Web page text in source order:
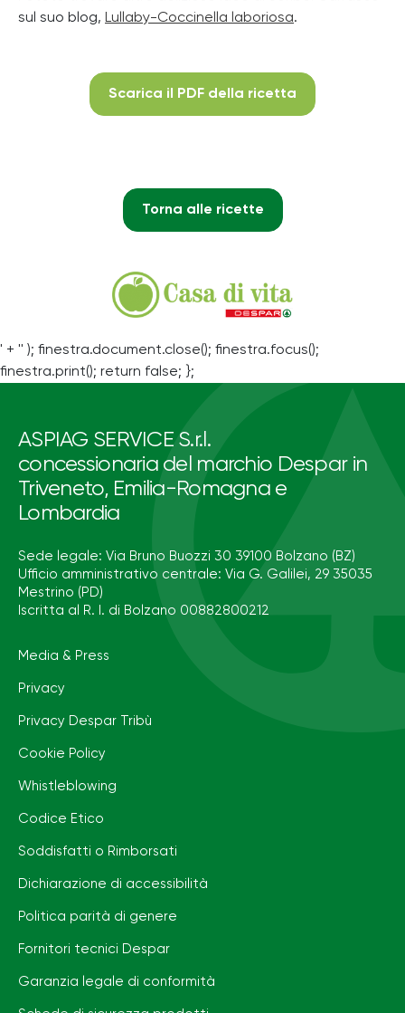
sul suo blog, Lullaby-Coccinella laboriosa.
Scarica il PDF della ricetta
Torna alle ricette
' + '' ); finestra.document.close(); finestra.focus();
finestra.print(); return false; };
ASPIAG SERVICE S.r.l.
concessionaria del marchio Despar in
Triveneto, Emilia-Romagna e
Lombardia
Sede legale: Via Bruno Buozzi 30 39100 Bolzano (BZ)
Ufficio amministrativo centrale: Via G. Galilei, 29 35035
Mestrino (PD)
Iscritta al R. I. di Bolzano 00882800212
Media & Press
Privacy
Privacy Despar Tribù
Cookie Policy
Whistleblowing
Codice Etico
Soddisfatti o Rimborsati
Dichiarazione di accessibilità
Politica parità di genere
Fornitori tecnici Despar
Garanzia legale di conformità